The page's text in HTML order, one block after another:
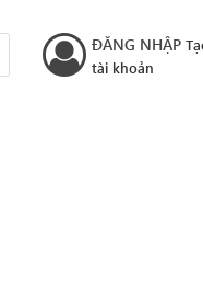
ĐĂNG NHẬP
tài khoản